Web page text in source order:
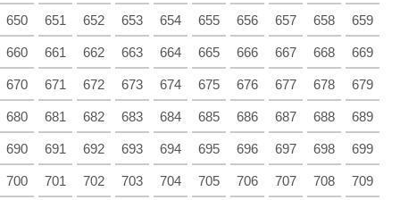
650 651 652 653 654 655 656 657 658 659
660 661 662 663 664 665 666 667 668 669
670 671 672 673 674 675 676 677 678 679
680 681 682 683 684 685 686 687 688 689
690 691 692 693 694 695 696 697 698 699
700 701 702 703 704 705 706 707 708 709